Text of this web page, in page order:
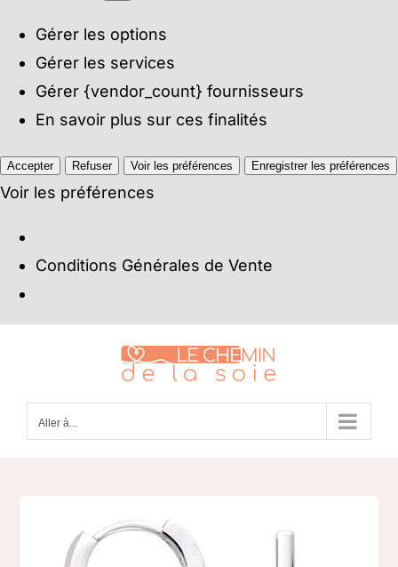
Gérer les options
Gérer les services
Gérer {vendor_count} fournisseurs
En savoir plus sur ces finalités
Accepter Refuser Voir les préférences Enregistrer les préférences
Voir les préférences
Conditions Générales de Vente
Aller à...